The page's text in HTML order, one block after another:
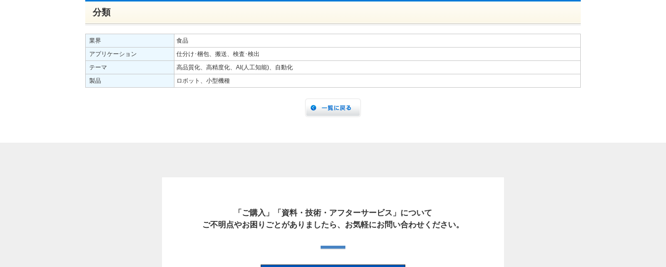
分類
業界
食品
アプリケーション
仕分け･梱包、搬送、検査･検出
テーマ
高品質化、高精度化、AI(人工知能)、自動化
製品
ロボット、小型機種
「ご購入」「資料・技術・アフターサービス」について
ご不明点やお困りごとがありましたら、お気軽にお問い合わせください。